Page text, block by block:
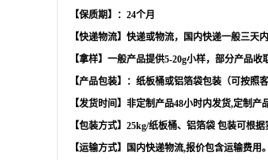
【保质期】： 24个月
【快递物流】快递或物流，国内快递一般三天
【拿样】一般产品提供5-20g小样，部分产品收
【产品包装】：纸板桶或铝箔袋包装（可按照
【发货时间】非定制产品48小时内发货,定制产
【包装方式】 25kg/纸板桶、铝箔袋 包装可根据
【运输方式】国内快递物流,报价包含运输费用。